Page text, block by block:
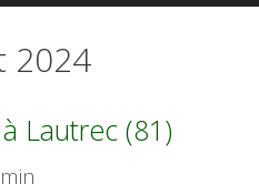
2024
Lautrec (81)